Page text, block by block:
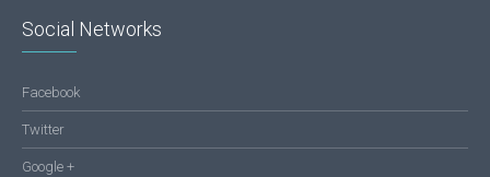
Social Networks
Facebook
Twitter
Google +